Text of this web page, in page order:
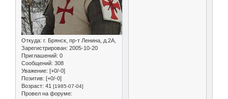
Откуда: г. Брянск, пр-т Ленина, д.2А,
Зарегистрирован: 2005-10-20
Приглашений: 0
Сообщений: 308
Уважение: [+0/-0]
Позитив: [+0/-0]
Возраст: 41 [1985-07-04]
Провел на форуме: